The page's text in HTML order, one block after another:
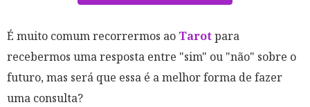
É muito comum recorrermos ao Tarotpara
recebermos uma resposta entre "sim" ou "não" sobre o
futuro, mas será que essa é a melhor forma de fazer
uma consulta?